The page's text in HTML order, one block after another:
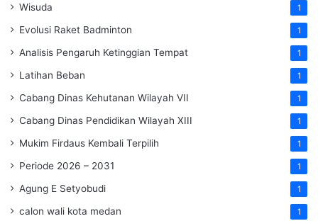
Wisuda 1
Evolusi Raket Badminton 1
Analisis Pengaruh Ketinggian Tempat 1
Latihan Beban 1
Cabang Dinas Kehutanan Wilayah VII 1
Cabang Dinas Pendidikan Wilayah XIII 1
Mukim Firdaus Kembali Terpilih 1
Periode 2026 – 2031 1
Agung E Setyobudi 1
calon wali kota medan 1